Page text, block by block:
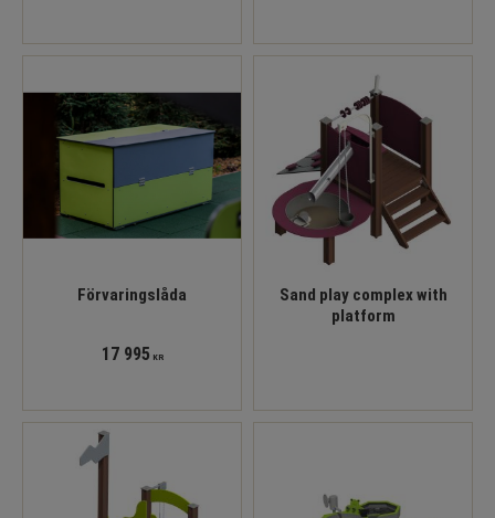
Förvaringslåda
17 995 KR
Sand play complex with
platform